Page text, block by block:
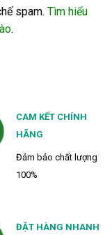
spam. Tìm hiểu
.
CAM KẾT CHÍNH
HÃNG
Đảm bảo chất lượng
100%
ĐẶT HÀNG NHANH